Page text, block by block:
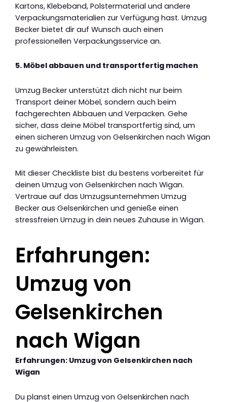
Kartons, Klebeband, Polstermaterial und andere
Verpackungsmaterialien zur Verfügung hast. Umzug
Becker bietet dir auf Wunsch auch einen
professionellen Verpackungsservice an.
5. Möbel abbauen und transportfertig machen
Umzug Becker unterstützt dich nicht nur beim
Transport deiner Möbel, sondern auch beim
fachgerechten Abbauen und Verpacken. Gehe
sicher, dass deine Möbel transportfertig sind, um
einen sicheren Umzug von Gelsenkirchen nach Wigan
zu gewährleisten.
Mit dieser Checkliste bist du bestens vorbereitet für
deinen Umzug von Gelsenkirchen nach Wigan.
Vertraue auf das Umzugsunternehmen Umzug
Becker aus Gelsenkirchen und genieße einen
stressfreien Umzug in dein neues Zuhause in Wigan.
Erfahrungen:
Umzug von
Gelsenkirchen
nach Wigan
Erfahrungen: Umzug von Gelsenkirchen nach
Wigan
Du planst einen Umzug von Gelsenkirchen nach